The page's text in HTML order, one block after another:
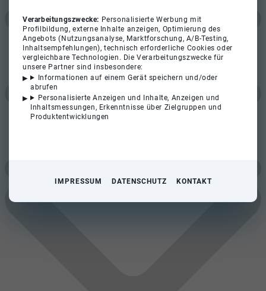
Verarbeitungszwecke: Personalisierte Werbung mit
Profilbildung, externe Inhalte anzeigen, Optimierung des
Angebots (Nutzungsanalyse, Marktforschung, A/B-Testing,
Inhaltsempfehlungen), technisch erforderliche Cookies oder
vergleichbare Technologien. Die Verarbeitungszwecke für
unsere Partner sind insbesondere:
Informationen auf einem Gerät speichern und/oder
abrufen
Personalisierte Anzeigen und Inhalte, Anzeigen und
Inhaltsmessungen, Erkenntnisse über Zielgruppen und
Produktentwicklungen
IMPRESSUM DATENSCHUTZ KONTAKT